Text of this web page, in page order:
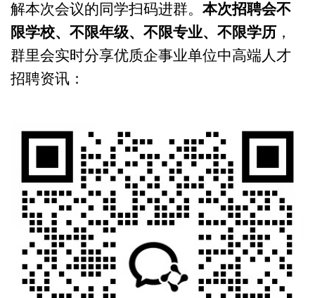
解本次会议的同学扫码进群。 本次招聘会不
限学校、不限年级、不限专业、不限学历 ，
群里会实时分享优质企事业单位中高端人才
招聘资讯：